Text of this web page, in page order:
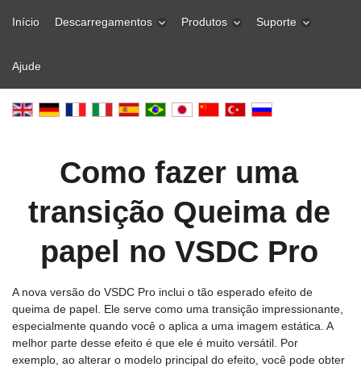
Início Descarregamentos Produtos Suporte
Ajude
Como fazer uma
transição Queima de
papel no VSDC Pro
A nova versão do VSDC Pro inclui o tão esperado efeito de
queima de papel. Ele serve como uma transição impressionante,
especialmente quando você o aplica a uma imagem estática. A
melhor parte desse efeito é que ele é muito versátil. Por
exemplo, ao alterar o modelo principal do efeito, você pode obter